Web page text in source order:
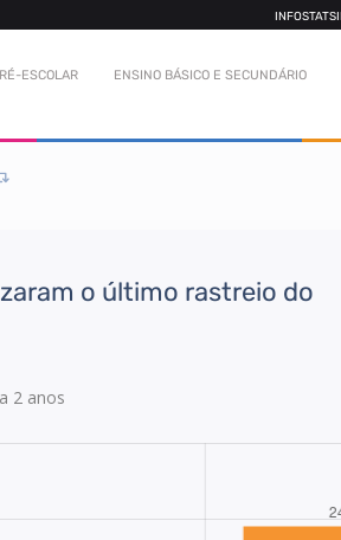
INFOSTATS
ESCOLAR ENSINO BÁSICO E SECUNDÁRIO
o último rastreio do
2 anos